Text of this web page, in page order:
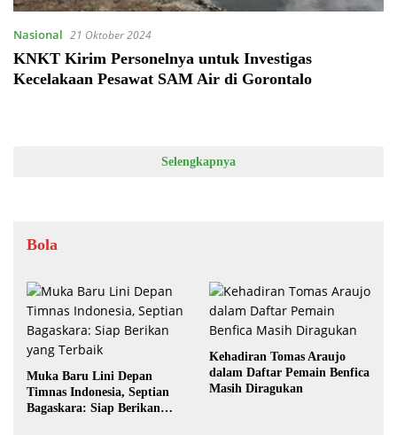
Nasional 21 Oktober 2024
KNKT Kirim Personelnya untuk Investigas
Kecelakaan Pesawat SAM Air di Gorontalo
Selengkapnya
Bola
Muka Baru Lini Depan
Timnas Indonesia, Septian
Bagaskara: Siap Berikan
Kehadiran Tomas Araujo
dalam Daftar Pemain Benfica
Masih Diragukan